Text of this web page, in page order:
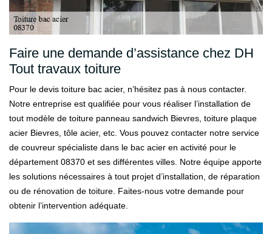
Faire une demande d’assistance chez DH
Tout travaux toiture
Pour le devis toiture bac acier, n’hésitez pas à nous contacter.
Notre entreprise est qualifiée pour vous réaliser l’installation de
tout modèle de toiture panneau sandwich Bievres, toiture plaque
acier Bievres, tôle acier, etc. Vous pouvez contacter notre service
de couvreur spécialiste dans le bac acier en activité pour le
département 08370 et ses différentes villes. Notre équipe apporte
les solutions nécessaires à tout projet d’installation, de réparation
ou de rénovation de toiture. Faites-nous votre demande pour
obtenir l’intervention adéquate.